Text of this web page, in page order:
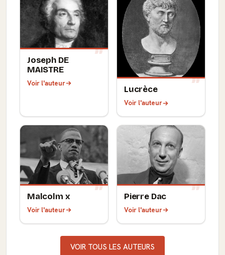
Joseph DE
MAISTRE
Voir l'auteur
Lucrèce
Voir l'auteur
Malcolm x
Voir l'auteur
Pierre Dac
Voir l'auteur
VOIR TOUS LES AUTEURS